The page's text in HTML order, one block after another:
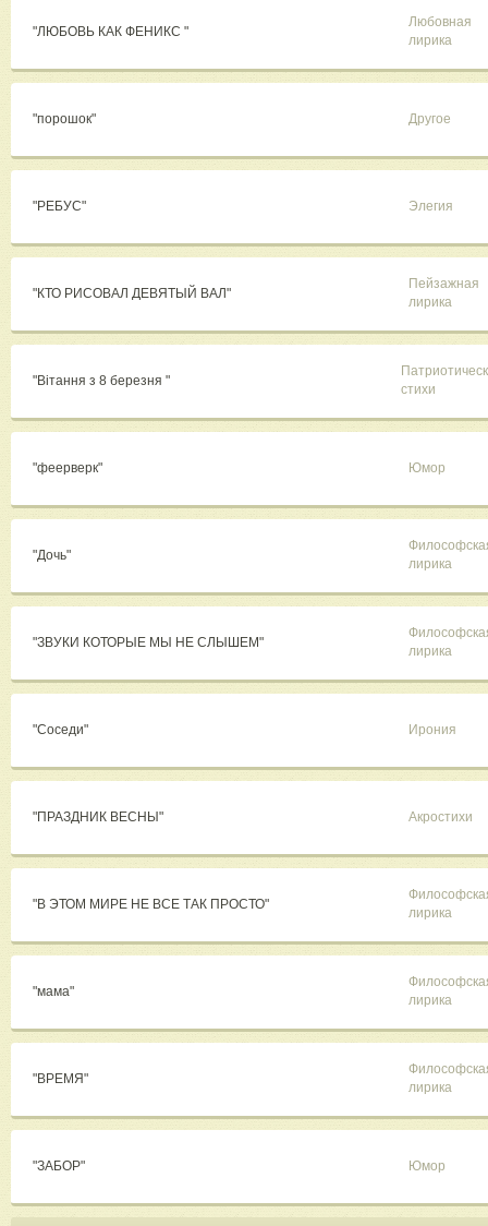
"ЛЮБОВЬ КАК ФЕНИКС "
Любовная
лирика
"порошок" Другое
"РЕБУС" Элегия
"КТО РИСОВАЛ ДЕВЯТЫЙ ВАЛ"
Пейзажная
лирика
"Вітання з 8 березня "
стихи
"феерверк" Юмор
"Дочь"
лирика
"ЗВУКИ КОТОРЫЕ МЫ НЕ СЛЫШЕМ"
лирика
"Соседи" Ирония
"ПРАЗДНИК ВЕСНЫ" Акростихи
"В ЭТОМ МИРЕ НЕ ВСЕ ТАК ПРОСТО"
лирика
"мама"
лирика
"ВРЕМЯ"
лирика
"ЗАБОР" Юмор